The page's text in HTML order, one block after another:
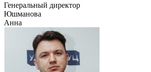
Генеральный директор
Юшманова
Анна